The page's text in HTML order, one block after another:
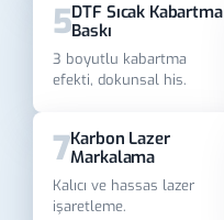
5DTF Sıcak Kabartma
Baskı
3 boyutlu kabartma
efekti, dokunsal his.
7Karbon Lazer
Markalama
Kalıcı ve hassas lazer
işaretleme.